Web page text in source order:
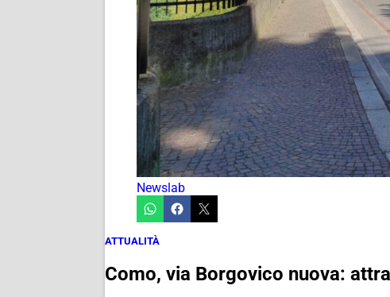
Newslab
ATTUALITÀ
Como, via Borgovico nuova: